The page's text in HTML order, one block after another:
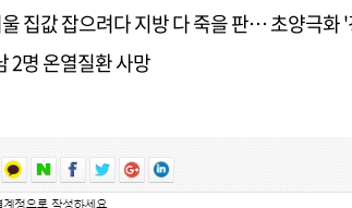
집값 잡으려다 지방 다 죽을 판… 초양극화
2명 온열질환 사망